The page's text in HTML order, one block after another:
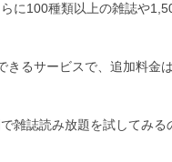
に100種類以上の雑誌や
きるサービスで、追加料金
雑誌読み放題を試してみる